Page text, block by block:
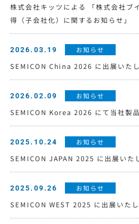
JP EN CN
株式会社キッツによる 「株式会社ブ
得（子会社化）に関するお知らせ」
2026.03.19 お知らせ
SEMICON China 2026 に出展いた
2026.02.09 お知らせ
SEMICON Korea 2026 にて当社製
2025.10.24 お知らせ
SEMICON JAPAN 2025 に出展いた
2025.09.26 お知らせ
SEMICON WEST 2025 に出展いた